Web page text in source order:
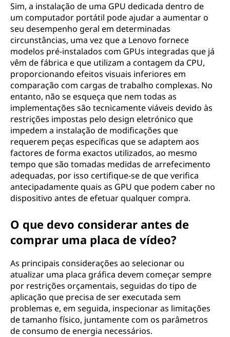
Sim, a instalação de uma GPU dedicada dentro de
um computador portátil pode ajudar a aumentar o
seu desempenho geral em determinadas
circunstâncias, uma vez que a Lenovo fornece
modelos pré-instalados com GPUs integradas que já
vêm de fábrica e que utilizam a contagem da CPU,
proporcionando efeitos visuais inferiores em
comparação com cargas de trabalho complexas. No
entanto, não se esqueça que nem todas as
implementações são tecnicamente viáveis devido às
restrições impostas pelo design eletrónico que
impedem a instalação de modificações que
requerem peças específicas que se adaptem aos
factores de forma exactos utilizados, ao mesmo
tempo que são tomadas medidas de arrefecimento
adequadas, por isso certifique-se de que verifica
antecipadamente quais as GPU que podem caber no
dispositivo antes de efetuar qualquer compra.
O que devo considerar antes de
comprar uma placa de vídeo?
As principais considerações ao selecionar ou
atualizar uma placa gráfica devem começar sempre
por restrições orçamentais, seguidas do tipo de
aplicação que precisa de ser executada sem
problemas e, em seguida, inspecionar as limitações
de tamanho físico, juntamente com os parâmetros
de consumo de energia necessários.